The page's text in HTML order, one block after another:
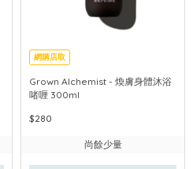
網購店取
Grown Alchemist - 煥膚身體沐浴
啫喱 300ml
$280
尚餘少量